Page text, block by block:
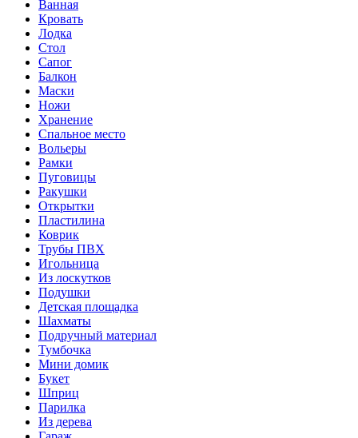
Ванная
Кровать
Лодка
Стол
Сапог
Балкон
Маски
Ножи
Хранение
Спальное место
Вольеры
Рамки
Пуговицы
Ракушки
Открытки
Пластилина
Коврик
Трубы ПВХ
Игольница
Из лоскутков
Подушки
Детская площадка
Шахматы
Подручный материал
Тумбочка
Мини домик
Букет
Шприц
Парилка
Из дерева